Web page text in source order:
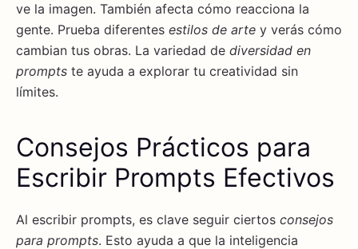
ve la imagen. También afecta cómo reacciona la
gente. Prueba diferentes estilos de arte y verás cómo
cambian tus obras. La variedad de diversidad en
prompts te ayuda a explorar tu creatividad sin
límites.
Consejos Prácticos para
Escribir Prompts Efectivos
Al escribir prompts, es clave seguir ciertos consejos
para prompts. Esto ayuda a que la inteligencia